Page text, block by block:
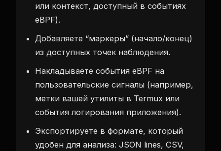
или контекст, доступный в событиях
eBPF).
Добавляете “маркеры” (начало/конец)
из доступных точек наблюдения.
Накладываете события eBPF на
пользовательские сигналы (например,
метки вашей утилиты в Termux или
события логирования приложения).
Экспортируете в формате, который
удобен для анализа: JSON lines, CSV,